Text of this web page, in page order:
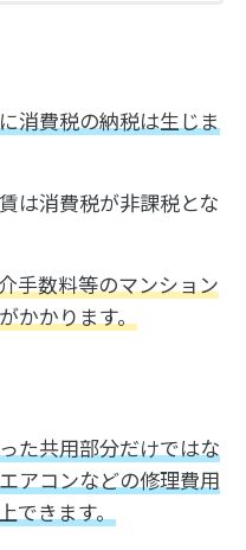
消費税の納税は生じま
は消費税が非課税とな
手数料等のマンション
かかります。
た共用部分だけではな
アコンなどの修理費用
できます。